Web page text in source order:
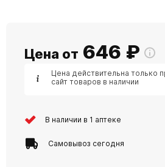
Цена от 646 ₽
Цена действительна только
сайт товаров в наличии
В наличии в 1 аптеке
Самовывоз сегодня